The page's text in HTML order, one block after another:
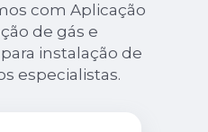
com Aplicação
de gás e
instalação de
especialistas.